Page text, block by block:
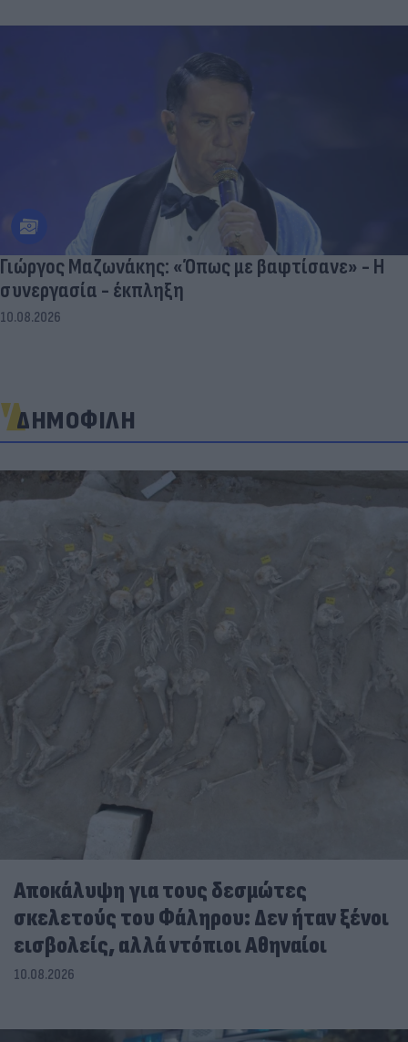
Γιώργος Μαζωνάκης: «Όπως με βαφτίσανε» - Η
συνεργασία - έκπληξη
10.08.2026
ΔΗΜΟΦΙΛΗ
Αποκάλυψη για τους δεσμώτες
σκελετούς του Φάληρου: Δεν ήταν ξένοι
εισβολείς, αλλά ντόπιοι Αθηναίοι
10.08.2026